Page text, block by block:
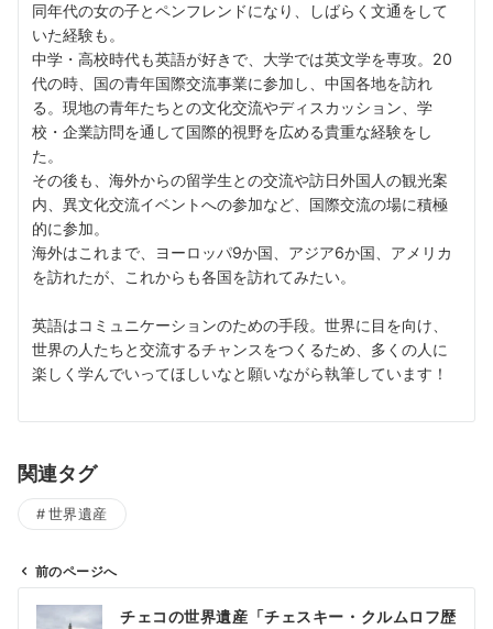
同年代の女の子とペンフレンドになり、しばらく文通をして
いた経験も。
中学・高校時代も英語が好きで、大学では英文学を専攻。20
代の時、国の青年国際交流事業に参加し、中国各地を訪れ
る。現地の青年たちとの文化交流やディスカッション、学
校・企業訪問を通して国際的視野を広める貴重な経験をし
た。
その後も、海外からの留学生との交流や訪日外国人の観光案
内、異文化交流イベントへの参加など、国際交流の場に積極
的に参加。
海外はこれまで、ヨーロッパ9か国、アジア6か国、アメリカ
を訪れたが、これからも各国を訪れてみたい。
英語はコミュニケーションのための手段。世界に目を向け、
世界の人たちと交流するチャンスをつくるため、多くの人に
楽しく学んでいってほしいなと願いながら執筆しています！
関連タグ
世界遺産
前のページへ
チェコの世界遺産「チェスキー・クルムロフ歴